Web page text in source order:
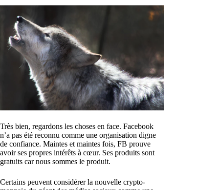
Très bien, regardons les choses en face. Facebook
n’a pas été reconnu comme une organisation digne
de confiance. Maintes et maintes fois, FB prouve
avoir ses propres intérêts à cœur. Ses produits sont
gratuits car nous sommes le produit.
Certains peuvent considérer la nouvelle crypto-